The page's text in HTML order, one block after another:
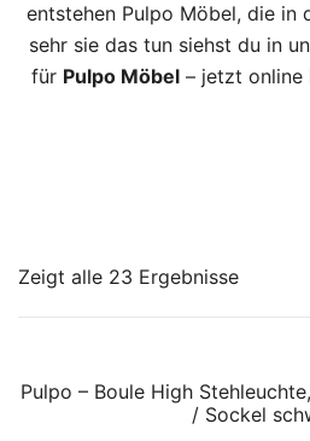
entstehen Pulpo Möbel, die in
sehr sie das tun siehst du in
für Pulpo Möbel– jetzt online
Zeigt alle 23 Ergebnisse
Pulpo – Boule High
/ Sockel